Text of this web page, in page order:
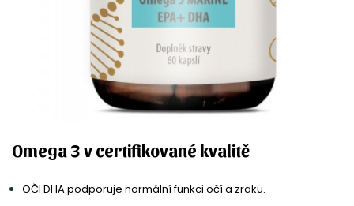
Omega 3 v certifikované kvalitě
OČI DHA podporuje normální funkci očí a zraku.